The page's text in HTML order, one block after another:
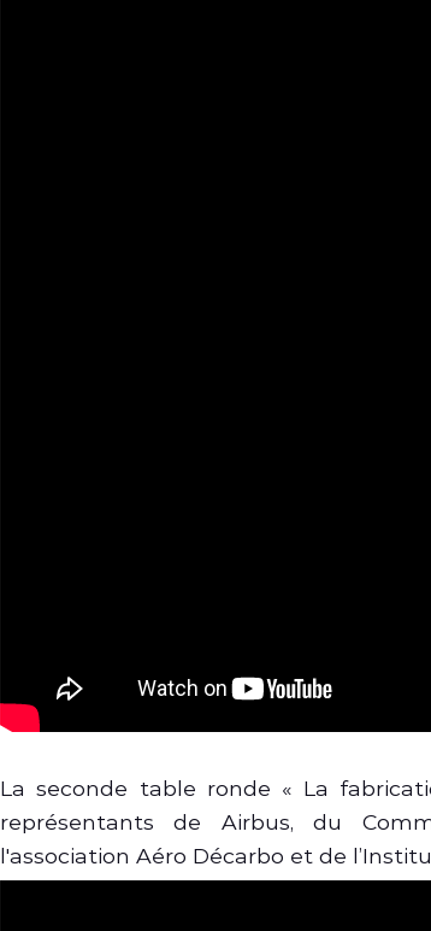
La seconde table ronde « La
représentants de Airbus, du
l'association Aéro Décarbo et de